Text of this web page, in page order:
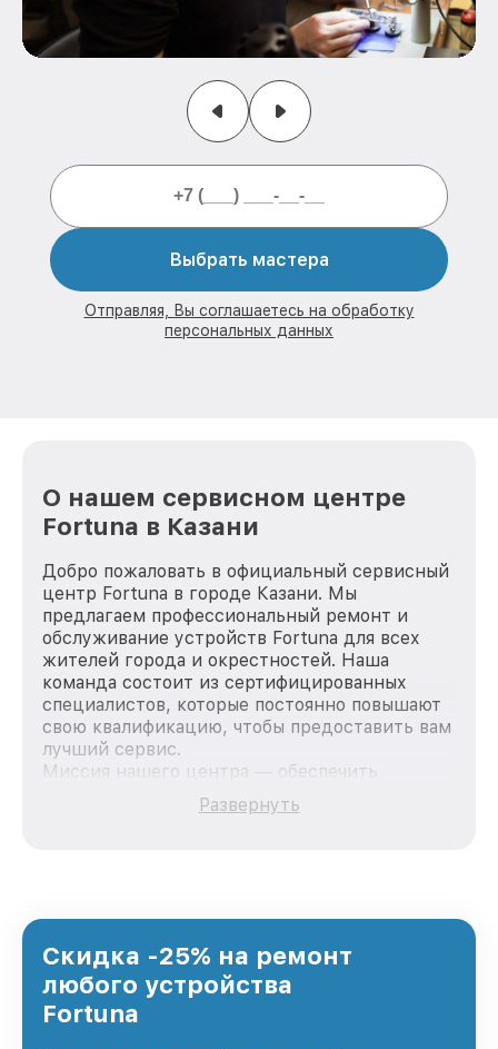
Выбрать мастера
Отправляя, Вы соглашаетесь на обработку
персональных данных
О нашем сервисном центре
Fortuna в Казани
Добро пожаловать в официальный сервисный
центр Fortuna в городе Казани. Мы
предлагаем профессиональный ремонт и
обслуживание устройств Fortuna для всех
жителей города и окрестностей. Наша
команда состоит из сертифицированных
специалистов, которые постоянно повышают
свою квалификацию, чтобы предоставить вам
лучший сервис.
Миссия нашего центра — обеспечить
качественный и доступный ремонт для
каждого пользователя продукции Fortuna, вне
Казани, постоянно повышая уровень доверия
и лояльности наших клиентов.
Развернуть
Скидка -25% на ремонт
любого устройства
Fortuna